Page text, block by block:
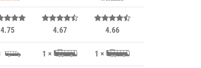
4.75 4.67 4.66
1 × 1 ×